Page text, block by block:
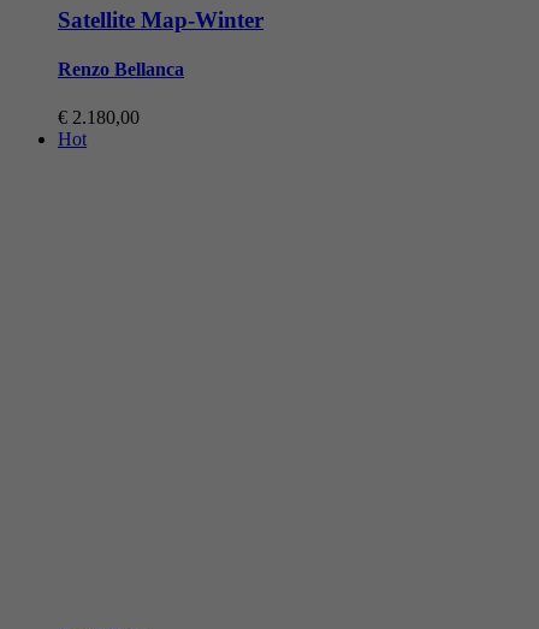
Satellite Map-Winter
Renzo Bellanca
€ 2.180,00
Hot